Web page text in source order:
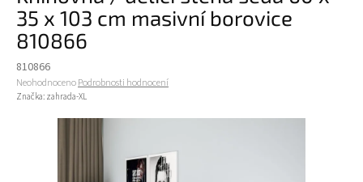
35 x 103 cm masivní borovice
810866
810866
Průměrné hodnocení produktu je 0,0 z 5 hvězdiček.
NeohodnocenoPodrobnosti hodnocení
Značka: zahrada-XL